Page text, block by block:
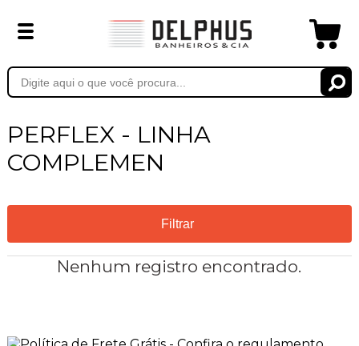
PERFLEX - LINHA
COMPLEMEN
Filtrar
Nenhum registro encontrado.